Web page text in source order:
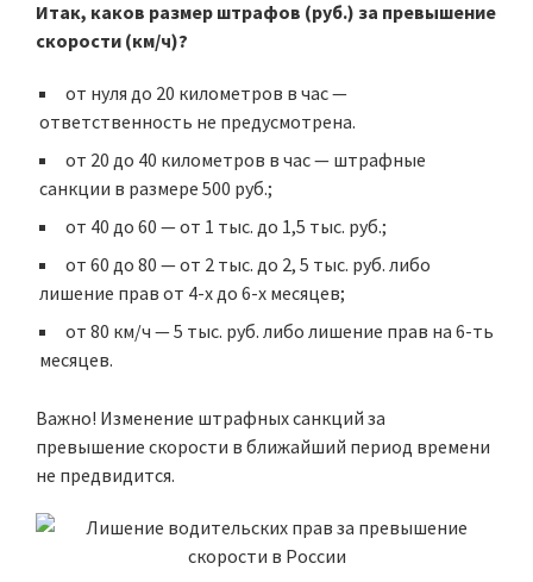
Итак, каков размер штрафов (руб.) за превышение
скорости (км/ч)?
от нуля до 20 километров в час —
ответственность не предусмотрена.
от 20 до 40 километров в час — штрафные
санкции в размере 500 руб.;
от 40 до 60 — от 1 тыс. до 1,5 тыс. руб.;
от 60 до 80 — от 2 тыс. до 2, 5 тыс. руб. либо
лишение прав от 4-х до 6-х месяцев;
от 80 км/ч — 5 тыс. руб. либо лишение прав на 6-ть
месяцев.
Важно! Изменение штрафных санкций за
превышение скорости в ближайший период времени
не предвидится.